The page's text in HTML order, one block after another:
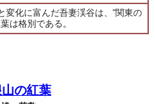
変化に富んだ吾妻渓谷は、“関東の
は格別である。
の紅葉